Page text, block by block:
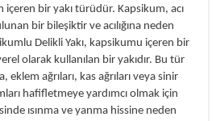
bir yakı türüdür. Kapsikum, acı
bir bileşiktir ve acılığına neden
Delikli Yakı, kapsikumu içeren bir
olarak kullanılan bir yakıdır. Bu tür
eklem ağrıları, kas ağrıları veya sinir
hafifletmeye yardımcı olmak için
ısınma ve yanma hissine neden